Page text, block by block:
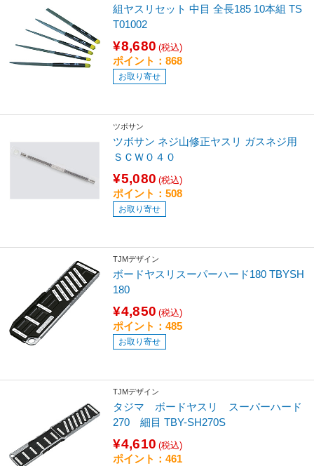
組ヤスリセット 中目 全長185 10本組 TS
T01002
¥8,680 (税込)
ポイント：868
お取り寄せ
ツボサン
ツボサン ネジ山修正ヤスリ ガスネジ用
ＳＣＷ０４０
¥5,080 (税込)
ポイント：508
お取り寄せ
TJMデザイン
ボードヤスリスーパーハード180 TBYSH
180
¥4,850 (税込)
ポイント：485
お取り寄せ
TJMデザイン
タジマ ボードヤスリ スーパーハード
270 細目 TBY-SH270S
¥4,610 (税込)
ポイント：461